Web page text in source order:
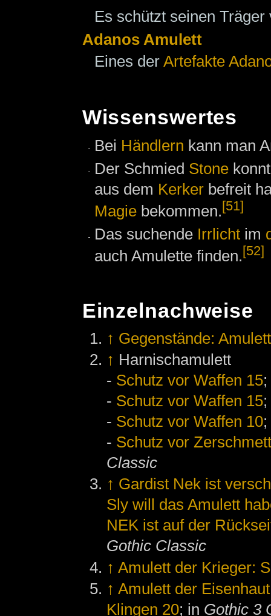
Es schützt seinen
Adanos Amulett
Eines der Artefakte
Wissenswertes
Bei Händlern kann man
Der Schmied Stone
aus dem Kerker befreit
Magie bekommen.[51]
Das suchende Irrlicht im
auch Amulette finden.[52]
Einzelnachweise
↑ Gegenstände:
↑ Harnischamulett
- Schutz vor Waffen 15
- Schutz vor Waffen 15
- Schutz vor Waffen 10
- Schutz vor
Classic
↑ Gardist Nek ist
Sly will das Amulett
NEK ist auf der
Gothic Classic
↑ Amulett der Krieger:
↑ Amulett der
Klingen 20; in Gothic 3